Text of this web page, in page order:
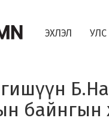
ЭХЛЭЛ УЛС
байнгын